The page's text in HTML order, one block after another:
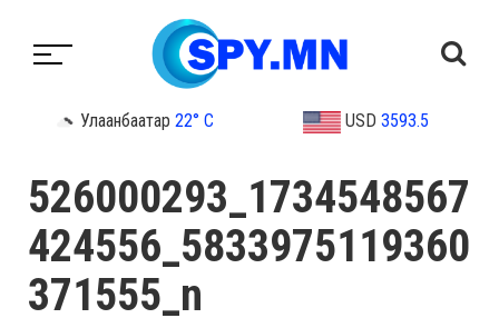
Улаанбаатар 22° C USD 3593.5
526000293_1734548567
424556_5833975119360
371555_n